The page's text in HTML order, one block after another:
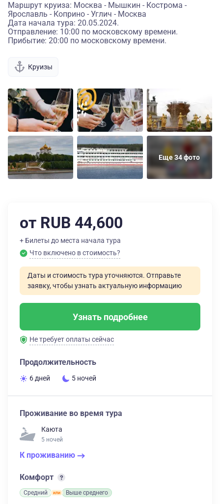
Маршрут круиза: Москва - Мышкин - Кострома -
Ярославль - Коприно - Углич - Москва
Дата начала тура: 20.05.2024.
Отправление: 10:00 по московскому времени.
Прибытие: 20:00 по московскому времени.
Круизы
Еще 34 фото
от RUB 44,600
+ Билеты до места начала тура
Что включено в стоимость?
Даты и стоимость тура уточняются. Отправьте
заявку, чтобы узнать актуальную информацию
Узнать подробнее
Не требует оплаты сейчас
Продолжительность
6 дней 5 ночей
Проживание во время тура
Каюта
5 ночей
К проживанию
Комфорт
Средний Выше среднего